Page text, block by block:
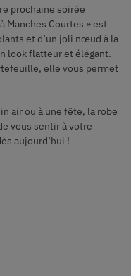
prochaine soirée
Manches Courtes » est
et d’un joli nœud à la
look flatteur et élégant.
elle vous permet
air ou à une fête, la robe
vous sentir à votre
aujourd’hui !